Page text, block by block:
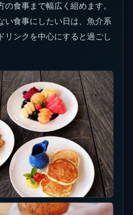
食事まで幅広く組めます。
い食事にしたい日は、魚介系
リンクを中心にすると過ごし